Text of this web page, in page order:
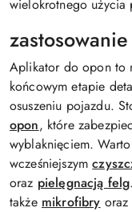
wielokrotnego użycia
Aplikator do opon to
końcowym etapie
osuszeniu pojazdu.
opon, które
wyblaknięciem.
wcześniejszym
oraz pielęgnacją felg
także mikrofibry oraz